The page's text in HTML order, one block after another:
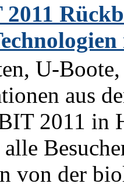
2011
U-
aus
2011 in
von der